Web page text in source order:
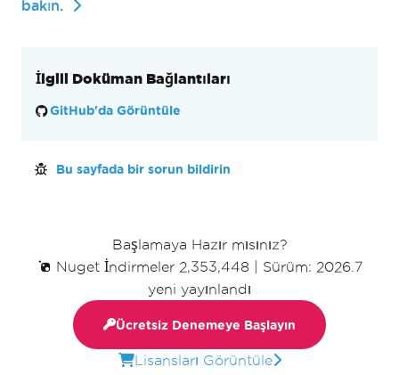
bakın.
İlgili Doküman Bağlantıları
GitHub'da Görüntüle
Bu sayfada bir sorun bildirin
Başlamaya Hazır mısınız?
Nuget İndirmeler 2,353,448| Sürüm: 2026.7
yeni yayınlandı
Ücretsiz Denemeye Başlayın
Lisansları Görüntüle